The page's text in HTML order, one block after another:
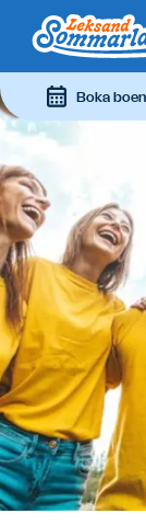
Hoppa till
Leksand
Boka